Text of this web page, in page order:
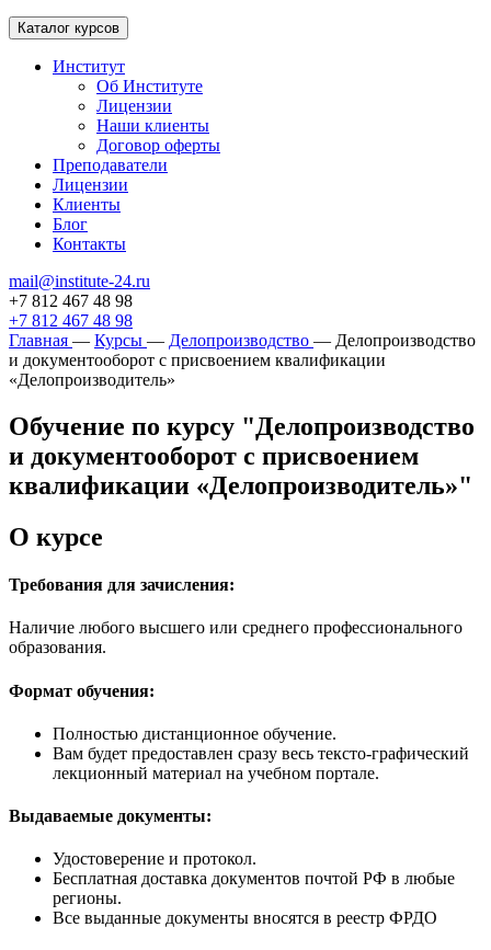
Каталог курсов
Институт
Об Институте
Лицензии
Наши клиенты
Договор оферты
Преподаватели
Лицензии
Клиенты
Блог
Контакты
mail@institute-24.ru
+7 812 467 48 98
+7 812 467 48 98
Главная — Курсы — Делопроизводство — Делопроизводство
и документооборот с присвоением квалификации
«Делопроизводитель»
Обучение по курсу "Делопроизводство
и документооборот с присвоением
квалификации «Делопроизводитель»"
О курсе
Требования для зачисления:
Наличие любого высшего или среднего профессионального
образования.
Формат обучения:
Полностью дистанционное обучение.
Вам будет предоставлен сразу весь тексто-графический
лекционный материал на учебном портале.
Выдаваемые документы:
Удостоверение и протокол.
Бесплатная доставка документов почтой РФ в любые
регионы.
Все выданные документы вносятся в реестр ФРДО